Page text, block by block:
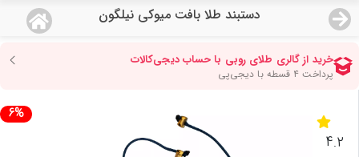
دستبند طلا بافت میوکی نیلگون
منو
صفحه اصلی
دسته بندی محصولات
6%
4.2